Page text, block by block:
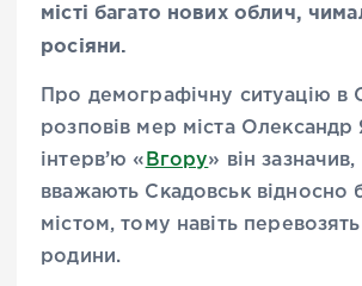
місті багато нових облич,
росіяни.
Про демографічну ситуацію в
розповів мер міста Олександр
інтерв’ю « Вгору» він
вважають Скадовськ відносно
містом, тому навіть
родини.